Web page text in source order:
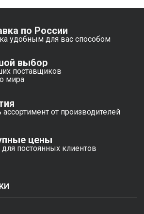
по России
удобным для вас способом
выбор
поставщиков
мира
ассортимент от производителей
цены
постоянных клиентов